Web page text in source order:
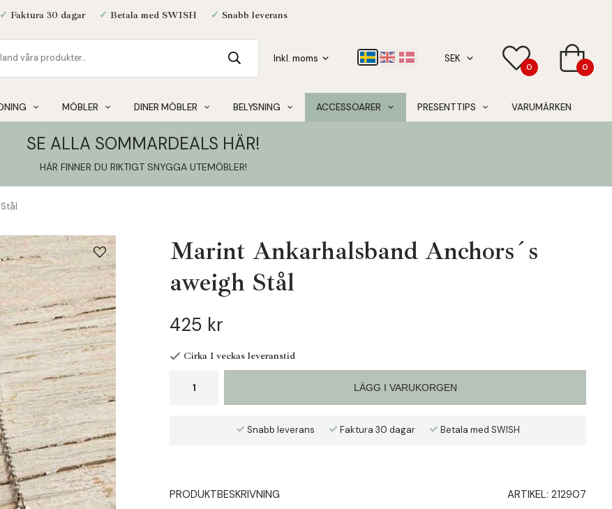
✓ Faktura 30 dagar ✓ Betala med SWISH ✓ Snabb leverans
0 0
MÖBLER DINER MÖBLER BELYSNING ACCESSOARER PRESENTTIPS VARUMÄRKEN
SE ALLA SOMMARDEALS HÄR!
HÄR FINNER DU RIKTIGT SNYGGA UTEMÖBLER!
Marint Ankarhalsband Anchors´s
aweigh Stål
425 kr
Cirka 1 veckas leveranstid
LÄGG I VARUKORGEN
Snabb leverans Faktura 30 dagar Betala med SWISH
PRODUKTBESKRIVNING ARTIKEL: 212907